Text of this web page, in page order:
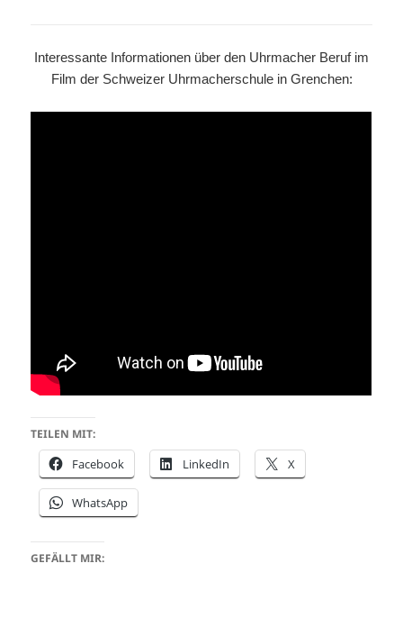
Interessante Informationen über den Uhrmacher Beruf im
Film der Schweizer Uhrmacherschule in Grenchen:
TEILEN MIT:
Facebook LinkedIn X
WhatsApp
GEFÄLLT MIR: